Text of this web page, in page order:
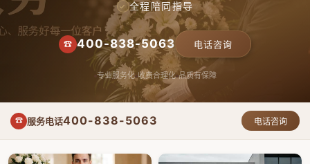
✓ 全程陪同指导
☎ 400-838-5063 电话咨询
专业服务化 收费合理化 品质有保障
☎ 服务电话400-838-5063 电话咨询